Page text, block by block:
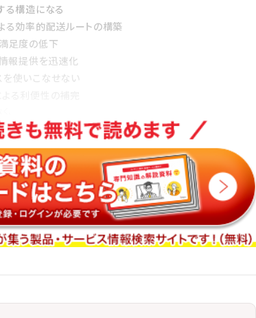
る構造になる
る効率的配送ルートの構築
足度の低下
報提供を迅速化
使いこなせない
ことで初めて成功する業態です。